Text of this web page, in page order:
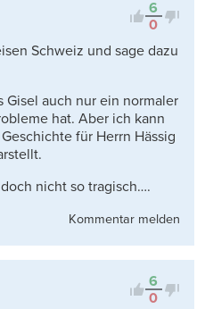
6
0
Schweiz und sage dazu
Gisel auch nur ein normaler
hat. Aber ich kann
für Herrn Hässig
nicht so tragisch….
Kommentar melden
6
0